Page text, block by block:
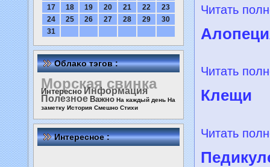
17
18 19 20 21 22
23
24
25 26 27 28 29
30
31
Облаκо тэгов :
Морская свинка
Интересно Информация
Полезное Важно На каждый день На
заметку История Смешно Стихи
Интересное :
Читать
Читать
Клещи
Читать